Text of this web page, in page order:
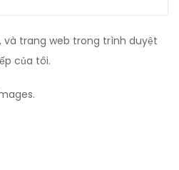
và trang web trong trình duyệt
của tôi.